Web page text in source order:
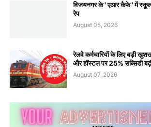
विजयनगर के ' एआर कैफे ' में स्कूल
रेप
August 05, 2026
रेलवे कर्मचारियों के लिए बड़ी
और हॉस्टल पर 25% सब्सिडी
August 07, 2026